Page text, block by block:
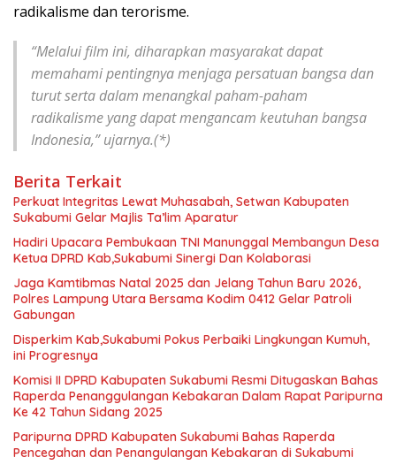
radikalisme dan terorisme.
“Melalui film ini, diharapkan masyarakat dapat
memahami pentingnya menjaga persatuan bangsa dan
turut serta dalam menangkal paham-paham
radikalisme yang dapat mengancam keutuhan bangsa
Indonesia,” ujarnya.(*)
Berita Terkait
Perkuat Integritas Lewat Muhasabah, Setwan Kabupaten
Sukabumi Gelar Majlis Ta’lim Aparatur
Hadiri Upacara Pembukaan TNI Manunggal Membangun Desa
Ketua DPRD Kab,Sukabumi Sinergi Dan Kolaborasi
Jaga Kamtibmas Natal 2025 dan Jelang Tahun Baru 2026,
Polres Lampung Utara Bersama Kodim 0412 Gelar Patroli
Gabungan
Disperkim Kab,Sukabumi Pokus Perbaiki Lingkungan Kumuh,
ini Progresnya
Komisi II DPRD Kabupaten Sukabumi Resmi Ditugaskan Bahas
Raperda Penanggulangan Kebakaran Dalam Rapat Paripurna
Ke 42 Tahun Sidang 2025
Paripurna DPRD Kabupaten Sukabumi Bahas Raperda
Pencegahan dan Penangulangan Kebakaran di Sukabumi